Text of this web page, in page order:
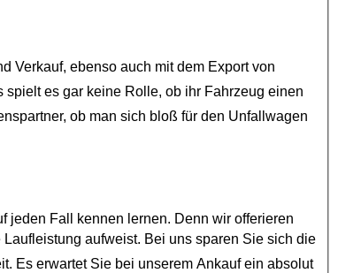
beschäftigt sich schon seit vielen Jahren mit dem Ankauf und Verkauf, ebenso auch mit dem Export von
ob man sich bloß für den Unfallwagen
kennen lernen. Denn wir offerieren
erwartet Sie bei unserem Ankauf ein absolut